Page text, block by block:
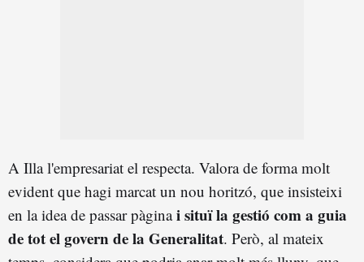
A Illa l'empresariat el respecta. Valora de forma molt
evident que hagi marcat un nou horitzó, que insisteixi
en la idea de passar pàginai situï la gestió com a guia
de tot el govern de la Generalitat. Però, al mateix